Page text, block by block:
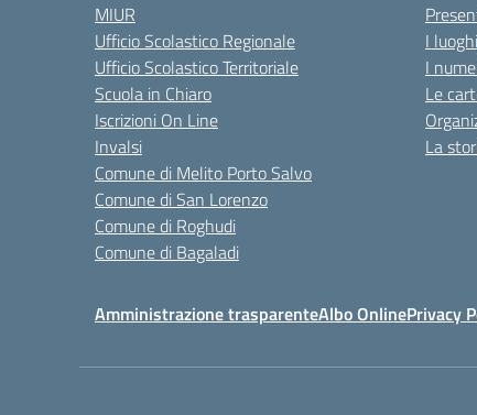
MIUR
Ufficio Scolastico Regionale
Ufficio Scolastico Territoriale
Scuola in Chiaro
Iscrizioni On Line
Invalsi
Comune di Melito Porto Salvo
Comune di San Lorenzo
Comune di Roghudi
Comune di Bagaladi
I luoghi
I
Le
La
Amministrazione trasparenteAlbo OnlinePrivacy